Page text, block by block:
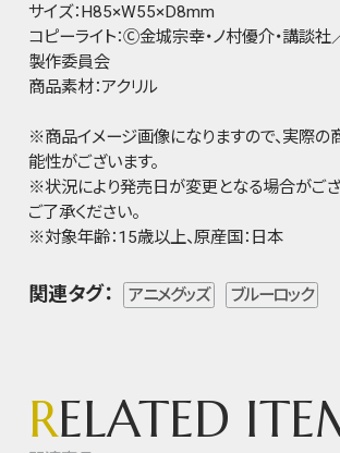
サイズ：H85×W55×D8mm
コピーライト：Ⓒ金城宗幸・ノ村優介・講談社
製作委員会
商品素材：アクリル
※商品イメージ画像になりますので、実際の
能性がございます。
※状況により発売日が変更となる場合がご
ご了承ください。
※対象年齢：15歳以上、原産国：日本
関連タグ： アニメグッズ ブルーロック
RELATED